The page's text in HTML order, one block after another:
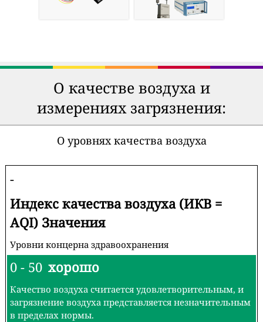
О качестве воздуха и
измерениях загрязнения:
О уровнях качества воздуха
-
Индекс качества воздуха (ИКВ =
AQI) Значения
Уровни концерна здравоохранения
0 - 50 хорошо
Качество воздуха считается удовлетворительным, и
загрязнение воздуха представляется незначительным
в пределах нормы.